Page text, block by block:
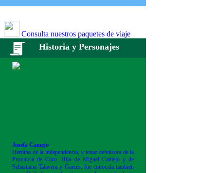
Consulta nuestros paquetes de viaje
Historia y Personajes
Josefa Camejo
Heroína de la independencia, y tenaz defensora de la
Provincia de Coro. Hija de Miguel Camejo y de
Sebastiana Talavera y Garcés, fue conocida también